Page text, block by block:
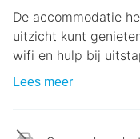
De accommodatie
uitzicht kunt
wifi en hulp bij
Lees meer